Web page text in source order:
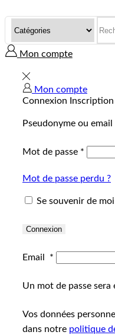
Mon compte
Mon compte
Connexion
Inscription
Pseudonyme ou email
Mot de passe *
Mot de passe perdu ?
Se souvenir de moi
Connexion
Email *
Un mot de passe sera
Vos données
dans notre politique